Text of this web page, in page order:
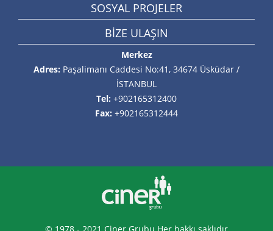
SOSYAL PROJELER
BİZE ULAŞIN
Merkez
Adres: Paşalimanı Caddesi No:41, 34674 Üsküdar /
İSTANBUL
Tel: +902165312400
Fax: +902165312444